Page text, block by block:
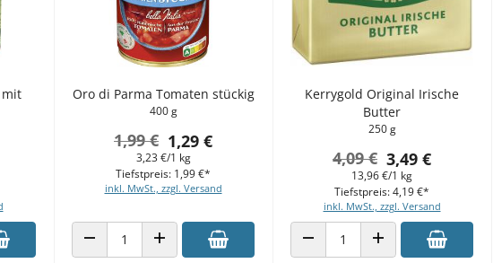
mit
Oro di Parma Tomaten stückig
400 g
1,29 €
1,99 €
3,23 €/1 kg
inkl. MwSt., zzgl. Versand
Tiefstpreis: 1,99 €*
ANZAHL VERRINGERNANZAHL ERHÖHEN
Kerrygold Original Irische
Butter
250 g
3,49 €
4,09 €
13,96 €/1 kg
inkl. MwSt., zzgl. Versand
Tiefstpreis: 4,19 €*
ANZAHL VERRINGERNANZAHL ERHÖHEN